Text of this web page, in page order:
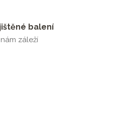
balení
záleží